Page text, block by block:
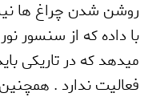
روشن شدن چراغ ها
با داده که از سنسور
میدهد که در تاریکی
فعالیت ندارد .